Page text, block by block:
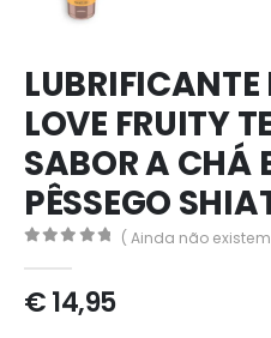
LUBRIFICANTE
LOVE FRUITY
SABOR A CHÁ
PÊSSEGO
( Ainda não
€14,95